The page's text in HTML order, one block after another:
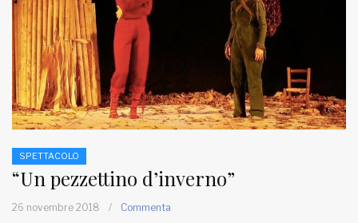
SPETTACOLO
“Un pezzettino d’inverno”
26 novembre 2018 / Commenta